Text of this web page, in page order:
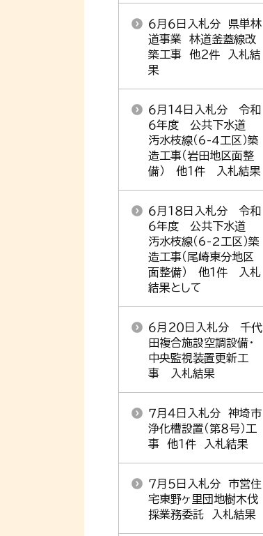
６月６日入札分 県単林
道事業 林道釜蓋線改
築工事 他２件 入札結
果
６月１４日入札分 令和
６年度 公共下水道
汚水枝線（6-4工区）築
造工事（岩田地区面整
備） 他１件 入札結果
６月１８日入札分 令和
６年度 公共下水道
汚水枝線（6-2工区）築
造工事（尾崎東分地区
面整備） 他１件 入札
結果として
６月２０日入札分 千代
田複合施設空調設備・
中央監視装置更新工
事 入札結果
７月４日入札分 神埼市
浄化槽設置（第８号）工
事 他１件 入札結果
７月５日入札分 市営住
宅東野ヶ里団地樹木伐
採業務委託 入札結果